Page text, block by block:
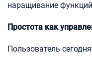
наращивание
Простота как
Пользователь